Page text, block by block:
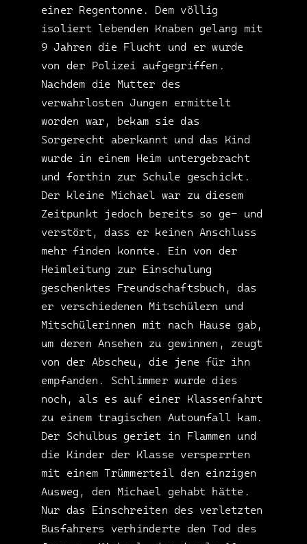
einer Regentonne. Dem völlig
isoliert lebenden Knaben gelang mit
9 Jahren die Flucht und er wurde
von der Polizei aufgegriffen.
Nachdem die Mutter des
verwahrlosten Jungen ermittelt
worden war, bekam sie das
Sorgerecht aberkannt und das Kind
wurde in einem Heim untergebracht
und forthin zur Schule geschickt.
Der kleine Michael war zu diesem
Zeitpunkt jedoch bereits so ge- und
verstört, dass er keinen Anschluss
mehr finden konnte. Ein von der
Heimleitung zur Einschulung
geschenktes Freundschaftsbuch, das
er verschiedenen Mitschülern und
Mitschülerinnen mit nach Hause gab,
um deren Ansehen zu gewinnen, zeugt
von der Abscheu, die jene für ihn
empfanden. Schlimmer wurde dies
noch, als es auf einer Klassenfahrt
zu einem tragischen Autounfall kam.
Der Schulbus geriet in Flammen und
die Kinder der Klasse versperrten
mit einem Trümmerteil den einzigen
Ausweg, den Michael gehabt hätte.
Nur das Einschreiten des verletzten
Busfahrers verhinderte den Tod des